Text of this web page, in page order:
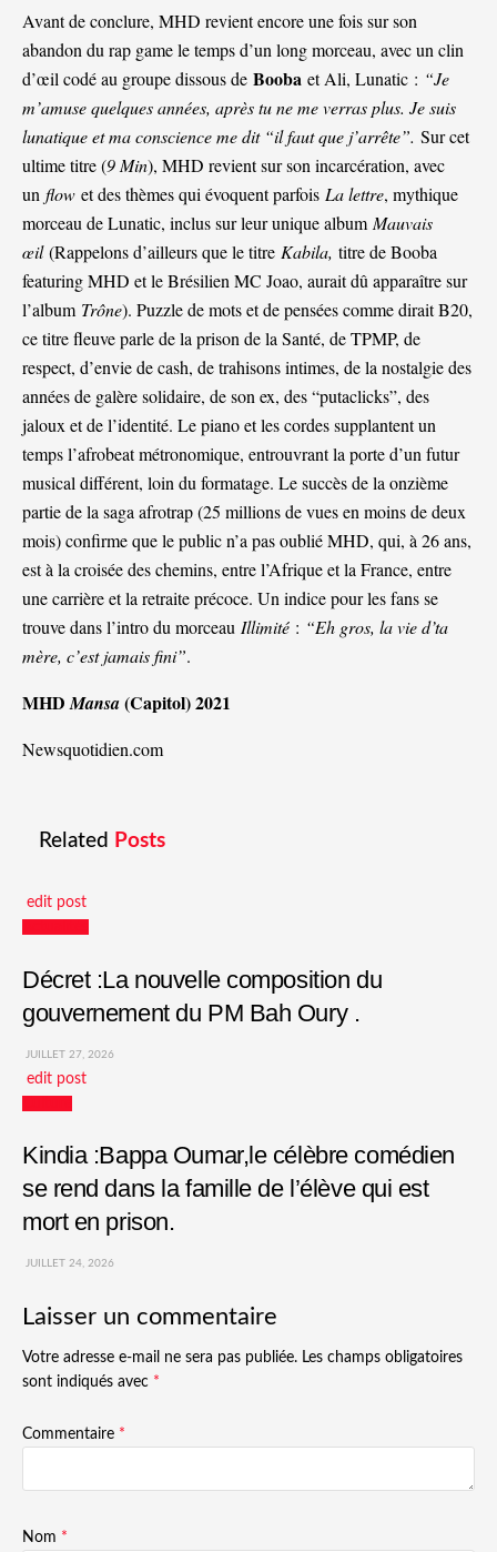
Avant de conclure, MHD revient encore une fois sur son
abandon du rap game le temps d’un long morceau, avec un clin
d’œil codé au groupe dissous de Booba et Ali, Lunatic : “Je
m’amuse quelques années, après tu ne me verras plus. Je suis
lunatique et ma conscience me dit “il faut que j’arrête”. Sur cet
ultime titre (9 Min), MHD revient sur son incarcération, avec
un flow et des thèmes qui évoquent parfois La lettre, mythique
morceau de Lunatic, inclus sur leur unique album Mauvais
œil(Rappelons d’ailleurs que le titre Kabila, titre de Booba
featuring MHD et le Brésilien MC Joao, aurait dû apparaître sur
l’album Trône). Puzzle de mots et de pensées comme dirait B20,
ce titre fleuve parle de la prison de la Santé, de TPMP, de
respect, d’envie de cash, de trahisons intimes, de la nostalgie des
années de galère solidaire, de son ex, des “putaclicks”, des
jaloux et de l’identité. Le piano et les cordes supplantent un
temps l’afrobeat métronomique, entrouvrant la porte d’un futur
musical différent, loin du formatage. Le succès de la onzième
partie de la saga afrotrap (25 millions de vues en moins de deux
mois) confirme que le public n’a pas oublié MHD, qui, à 26 ans,
est à la croisée des chemins, entre l’Afrique et la France, entre
une carrière et la retraite précoce. Un indice pour les fans se
trouve dans l’intro du morceau Illimité : “Eh gros, la vie d’ta
mère, c’est jamais fini”.
MHDMansa(Capitol) 2021
Newsquotidien.com
Related Posts
edit post
Décret :La nouvelle composition du
gouvernement du PM Bah Oury .
JUILLET 27, 2026
edit post
Kindia :Bappa Oumar,le célèbre comédien
se rend dans la famille de l’élève qui est
mort en prison.
JUILLET 24, 2026
Laisser un commentaire
Votre adresse e-mail ne sera pas publiée. Les champs obligatoires
sont indiqués avec *
Commentaire *
Nom *